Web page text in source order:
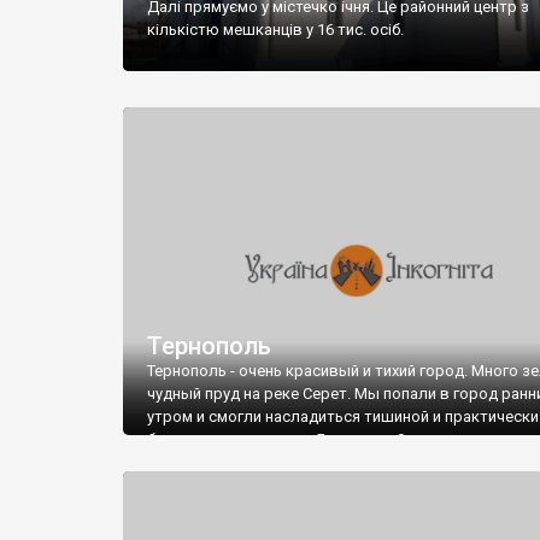
Далі прямуємо у містечко ічня. Це районний центр з
кількістю мешканців у 16 тис. осіб.
Тернополь
Тернополь - очень красивый и тихий город. Много
чудный пруд на реке Серет. Мы попали в город
утром и смогли насладиться тишиной и практически
безлюдными улицами. Был канун 9го мая, но нигде